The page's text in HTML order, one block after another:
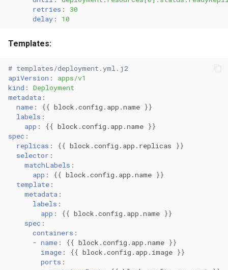
retries :
30
delay : 10
Templates:
# templates/deployment.yml.j2
apiVersion :
apps/v1
kind :
Deployment
metadata :
name : {{ block.config.app.name }}
labels :
app : {{ block.config.app.name }}
spec :
replicas : {{ block.config.app.replicas
}}
selector :
matchLabels :
app : {{ block.config.app.name }}
template :
metadata :
labels :
app : {{ block.config.app.name }}
spec :
containers :
- name : {{ block.config.app.name }}
image : {{ block.config.app.image }}
ports :